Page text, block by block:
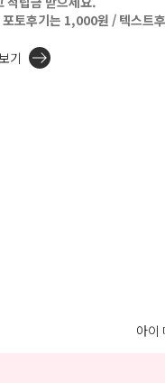
토후기는 1,000원 / 텍스트
기
아이